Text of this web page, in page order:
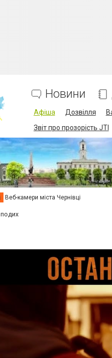
Новини
Афіша Дозвілля
Звіт про прозорість JTI
Веб-камери міста Чернівці